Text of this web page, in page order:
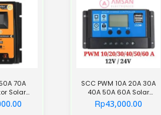
70A
Solar
SCC
SCC PWM 10A 20A 30A
40A 50A 60A Solar
Charger Controller
Rp43,000.00